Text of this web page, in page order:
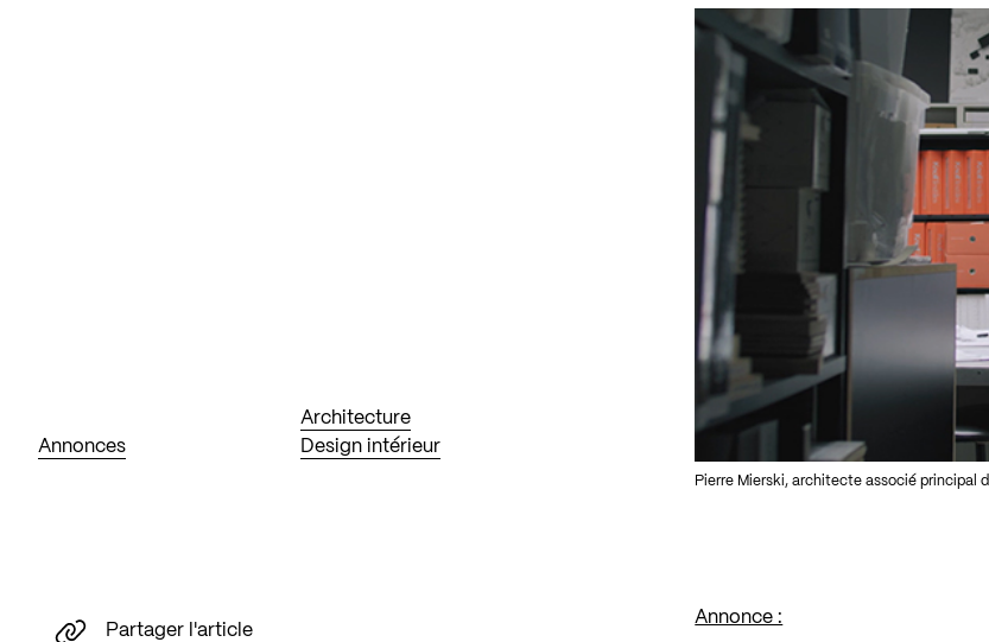
Annonces
Architecture
Design intérieur
Pierre Mierski, architecte associé principal
Annonce :
Partager l'article